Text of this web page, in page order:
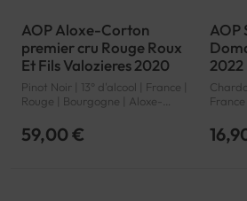
AOP Aloxe-Corton
premier cru Rouge Roux
Et Fils Valozieres 2020
Pinot Noir | 13° d'alcool | France |
Rouge | Bourgogne | Aloxe-
59,00 €
AOP
2022
France